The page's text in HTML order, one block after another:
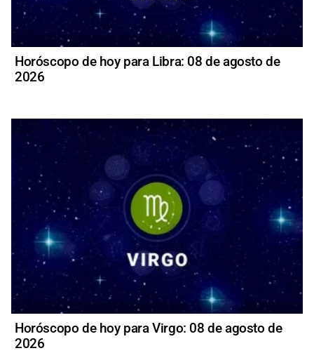
Horóscopo de hoy para Libra: 08 de agosto de
2026
Horóscopo de hoy para Virgo: 08 de agosto de
2026